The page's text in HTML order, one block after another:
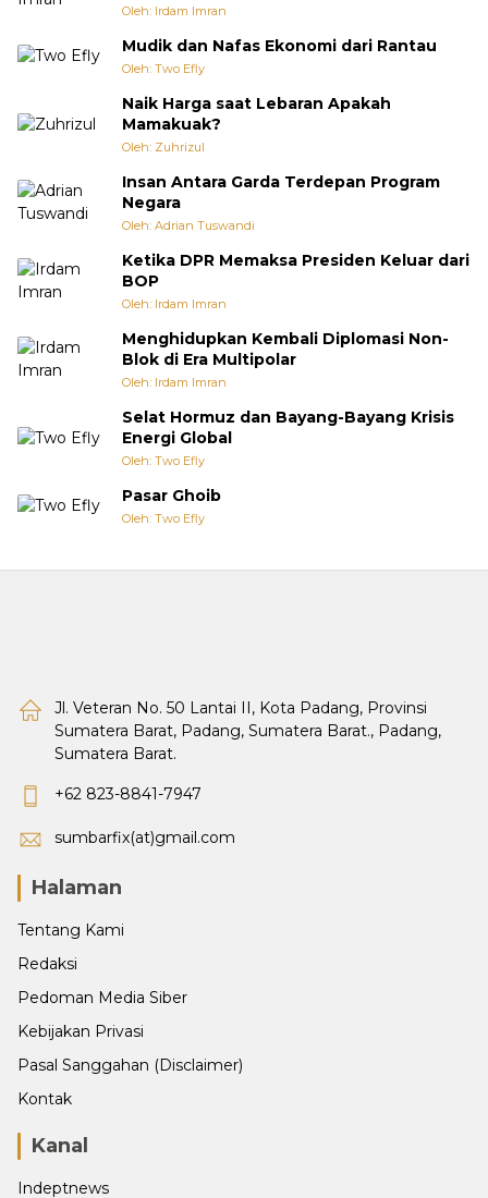
Oleh: Irdam Imran
Mudik dan Nafas Ekonomi dari Rantau
Oleh: Two Efly
Naik Harga saat Lebaran Apakah
Mamakuak?
Oleh: Zuhrizul
Insan Antara Garda Terdepan Program
Negara
Oleh: Adrian Tuswandi
Ketika DPR Memaksa Presiden Keluar dari
BOP
Oleh: Irdam Imran
Menghidupkan Kembali Diplomasi Non-
Blok di Era Multipolar
Oleh: Irdam Imran
Selat Hormuz dan Bayang-Bayang Krisis
Energi Global
Oleh: Two Efly
Pasar Ghoib
Oleh: Two Efly
Jl. Veteran No. 50 Lantai II, Kota Padang, Provinsi
Sumatera Barat, Padang, Sumatera Barat., Padang,
Sumatera Barat.
+62 823-8841-7947
sumbarfix(at)gmail.com
Halaman
Tentang Kami
Redaksi
Pedoman Media Siber
Kebijakan Privasi
Pasal Sanggahan (Disclaimer)
Kontak
Kanal
Indeptnews